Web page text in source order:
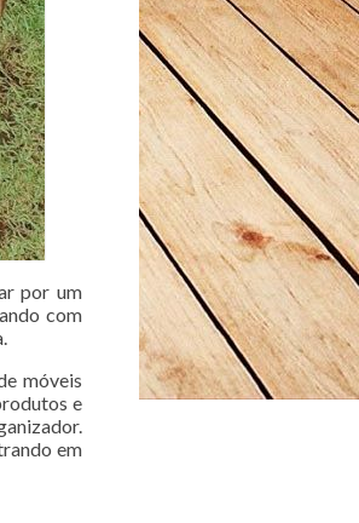
por um
com
móveis
e
em